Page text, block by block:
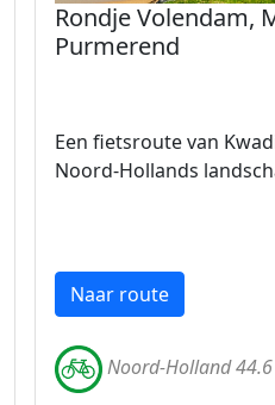
Rondje Volendam,
Purmerend
Een fietsroute van
Noord-Hollands
Naar route
Noord-Holland